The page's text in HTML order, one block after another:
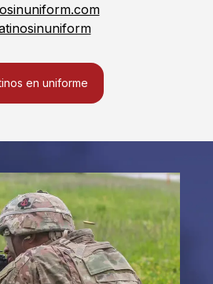
en uniforme